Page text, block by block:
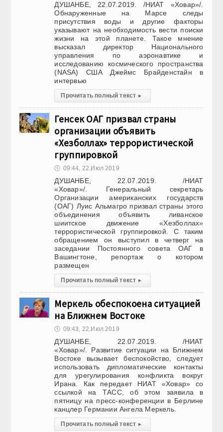
ДУШАНБЕ, 22.07.2019. /НИАТ «Ховар»/.
Обнаруженные на Марсе следы
присутствия воды и другие факторы
указывают на необходимость вести поиски
жизни на этой планете. Такое мнение
высказал директор Национального
управления по аэронавтике и
исследованию космического пространства
(NASA) США Джеймс Брайденстайн в
интервью
Прочитать полный текст ▸
Генсек ОАГ призвал страны
организации объявить
«Хезболлах» террористической
группировкой
🕔 09:44, 22.Июл 2019
ДУШАНБЕ, 22.07.2019. /НИАТ
«Ховар»/. Генеральный секретарь
Организации американских государств
(ОАГ) Луис Альмагро призвал страны этого
объединения объявить ливанское
шиитское движение «Хезболлах»
террористической группировкой. С таким
обращением он выступил в четверг на
заседании Постоянного совета ОАГ в
Вашингтоне, репортаж о котором
размещен
Прочитать полный текст ▸
Меркель обеспокоена ситуацией
на Ближнем Востоке
🕔 09:43, 22.Июл 2019
ДУШАНБЕ, 22.07.2019. /НИАТ
«Ховар»/. Развитие ситуации на Ближнем
Востоке вызывает беспокойство, следует
использовать дипломатические контакты
для урегулирования конфликта вокруг
Ирана. Как передает НИАТ «Ховар» со
ссылкой на ТАСС, об этом заявила в
пятницу на пресс-конференции в Берлине
канцлер Германии Ангела Меркель.
Прочитать полный текст ▸